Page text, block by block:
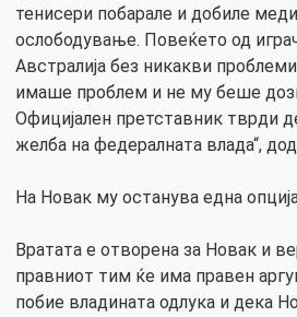
тенисери побарале и добиле
ослободување. Повеќето од
Австралија без никакви
имаше проблем и не му беше
Официјален претставник тврди
желба на федералната влада“,
На Новак му останува една
Вратата е отворена за Новак и
правниот тим ќе има правен
побие владината одлука и дека